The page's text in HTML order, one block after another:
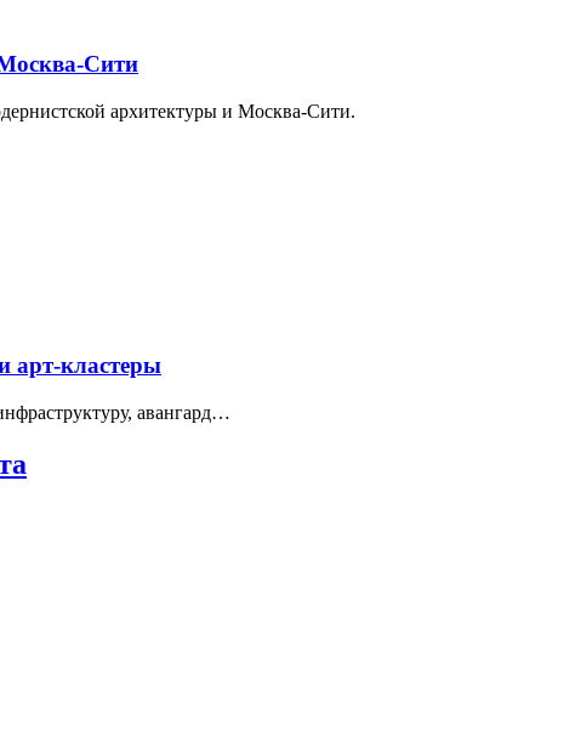
Сити
архитектуры и Москва-Сити.
арт-кластеры
авангард…